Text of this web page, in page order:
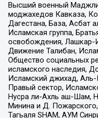
Высший военный
моджахедов Кавказа,
Дагестана, База, Асбат
Исламская группа,
освобождения, Лашкар-
Движение Талибан,
Общество социальных
исламского наследия,
Исламский джихад,
Правый сектор,
Нусра ли-Ахль аш-Шам,
Минина и Д.
Тагьаля SHAM, АУМ